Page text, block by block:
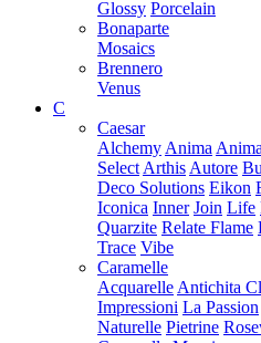
Glossy Porcelain
Bonaparte
Mosaics
Brennero
Venus
C
Caesar
Alchemy Anima
Select Arthis Autore
Deco Solutions Eikon
Iconica Inner Join Life
Quarzite Relate Flame
Trace Vibe
Caramelle
Acquarelle Antichita
Impressioni La Passion
Naturelle Pietrine